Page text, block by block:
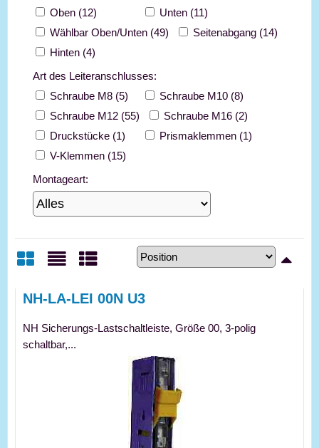
Oben (12)
Unten (11)
Wählbar Oben/Unten (49)
Seitenabgang (14)
Hinten (4)
Art des Leiteranschlusses:
Schraube M8 (5)
Schraube M10 (8)
Schraube M12 (55)
Schraube M16 (2)
Druckstücke (1)
Prismaklemmen (1)
V-Klemmen (15)
Montageart:
Gitter
NH-LA-LEI 00N U3
NH Sicherungs-Lastschaltleiste, Größe 00, 3-polig
schaltbar,...